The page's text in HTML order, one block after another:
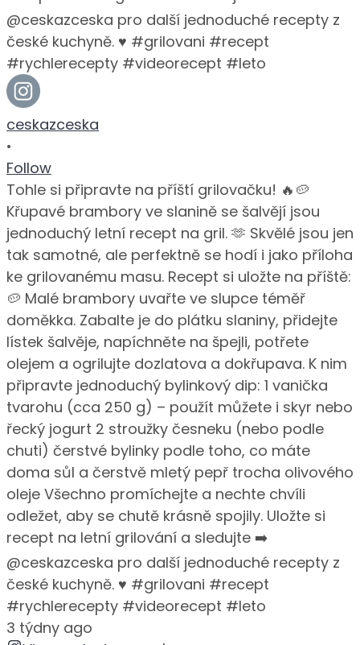
ceskazceska
•
Follow
Tohle si připravte na příští grilovačku! 🔥🥔
Křupavé brambory ve slanině se šalvějí jsou
jednoduchý letní recept na gril. 🫶 Skvělé jsou jen
tak samotné, ale perfektně se hodí i jako příloha
ke grilovanému masu. Recept si uložte na příště:
🥔 Malé brambory uvařte ve slupce téměř
doměkka. Zabalte je do plátku slaniny, přidejte
lístek šalvěje, napíchněte na špejli, potřete
olejem a ogrilujte dozlatova a dokřupava. K nim
připravte jednoduchý bylinkový dip: 1 vanička
tvarohu (cca 250 g) – použít můžete i skyr nebo
řecký jogurt 2 stroužky česneku (nebo podle
chuti) čerstvé bylinky podle toho, co máte
doma sůl a čerstvě mletý pepř trocha olivového
oleje Všechno promíchejte a nechte chvíli
odležet, aby se chutě krásně spojily. Uložte si
recept na letní grilování a sledujte ➡️
@ceskazceska pro další jednoduché recepty z
české kuchyně. ♥️ #grilovani #recept
#rychlerecepty #videorecept #leto
3 týdny ago